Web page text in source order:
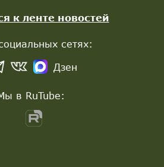
к ленте новостей
сетях:
Дзен
в RuTube: